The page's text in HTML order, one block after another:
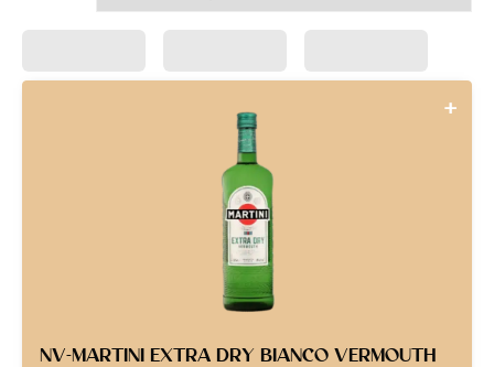
NV-MARTINI EXTRA DRY BIANCO VERMOUTH